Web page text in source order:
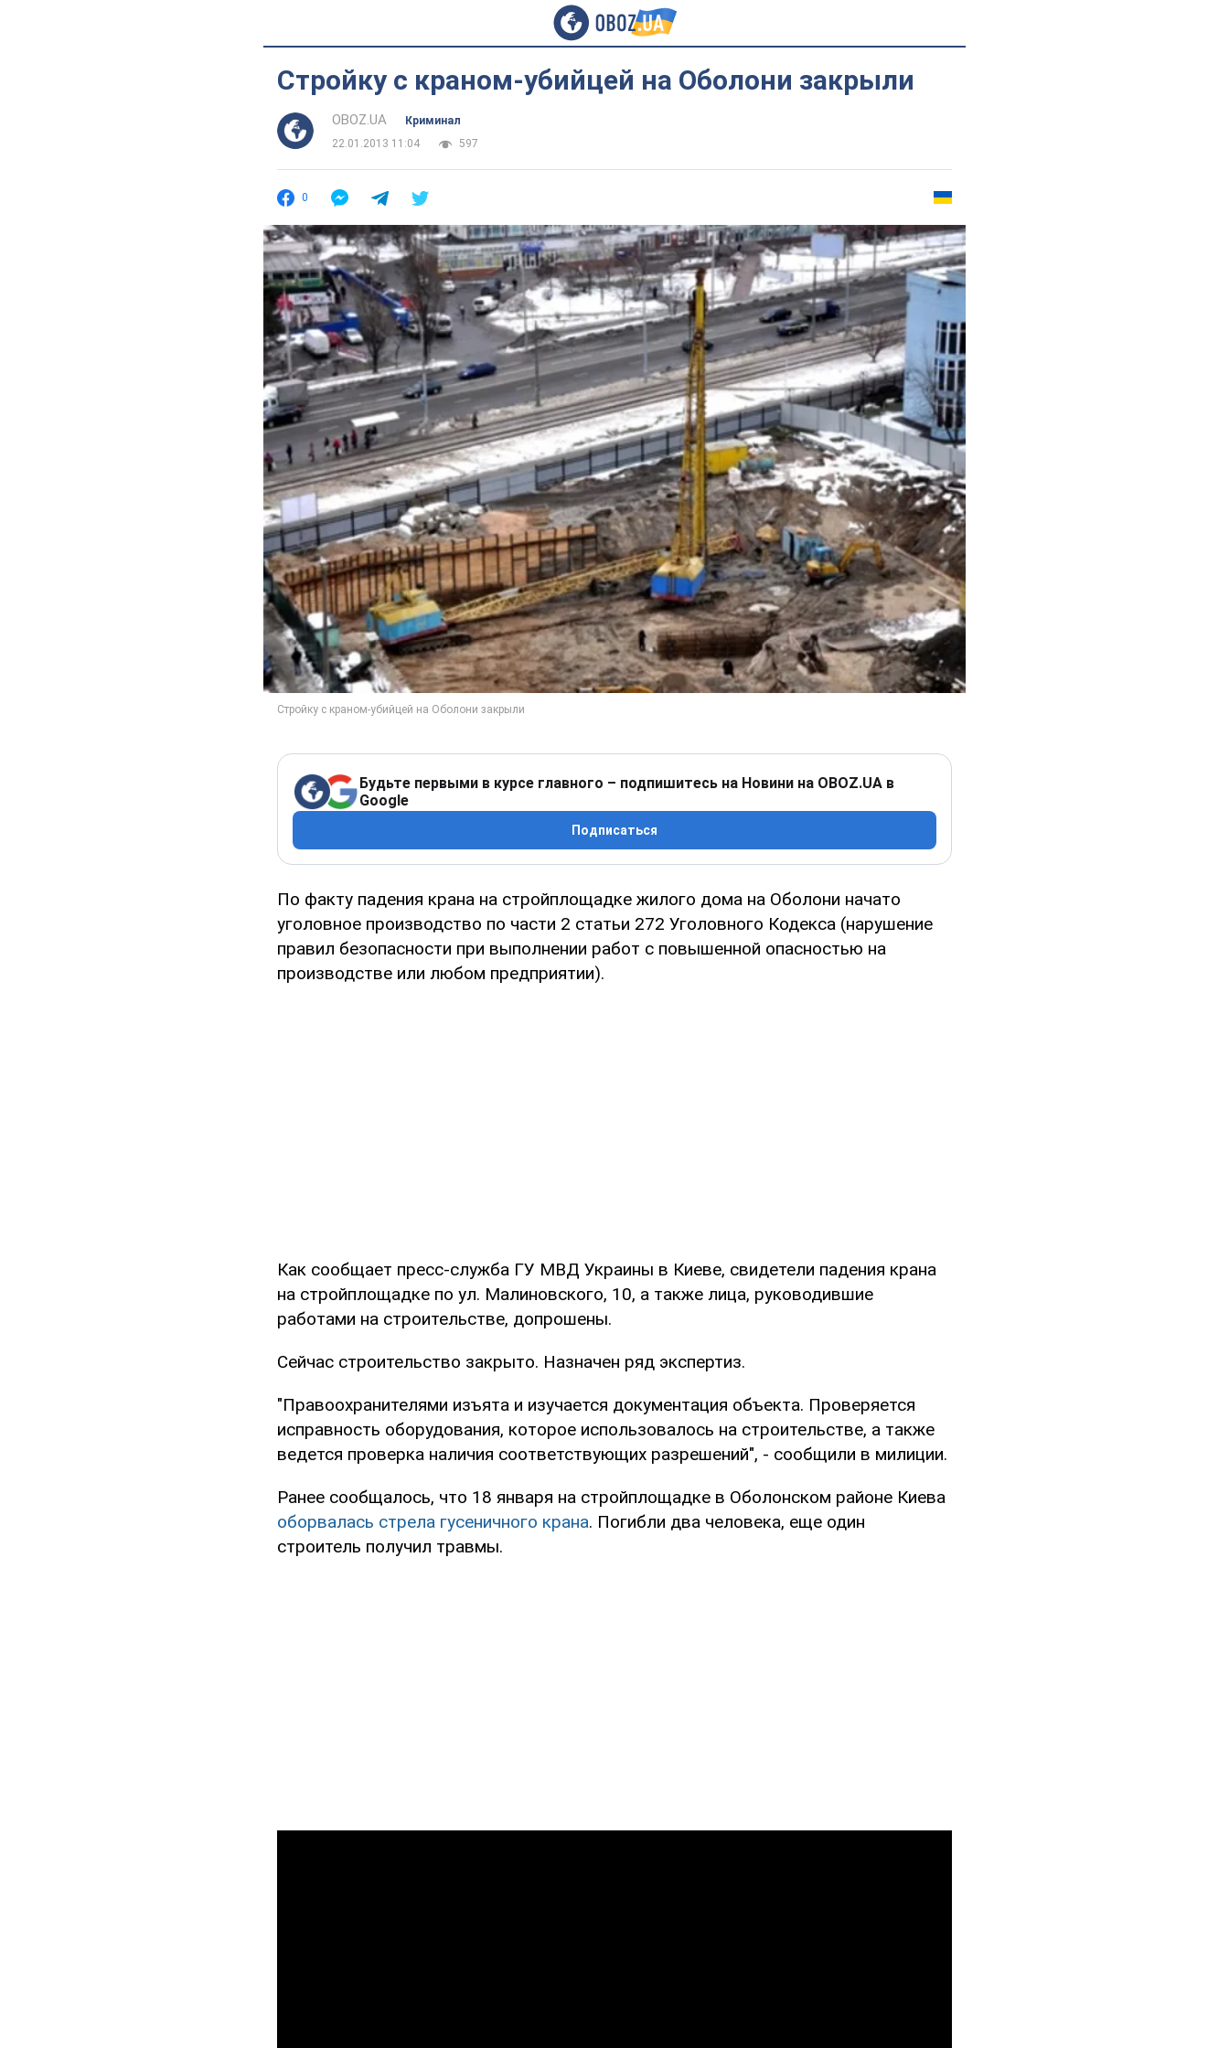
Стройку с краном-убийцей на Оболони закрыли
OBOZ.UA
Криминал
22.01.2013 11:04
597
0
Будьте первыми в курсе главного – подпишитесь на Новини на OBOZ.UA в
Google
Подписаться
По факту падения крана на стройплощадке жилого дома на Оболони начато
уголовное производство по части 2 статьи 272 Уголовного Кодекса (нарушение
правил безопасности при выполнении работ с повышенной опасностью на
производстве или любом предприятии).
Как сообщает пресс-служба ГУ МВД Украины в Киеве, свидетели падения крана
на стройплощадке по ул. Малиновского, 10, а также лица, руководившие
работами на строительстве, допрошены.
Сейчас строительство закрыто. Назначен ряд экспертиз.
"Правоохранителями изъята и изучается документация объекта. Проверяется
исправность оборудования, которое использовалось на строительстве, а также
ведется проверка наличия соответствующих разрешений", - сообщили в милиции.
Ранее сообщалось, что 18 января на стройплощадке в Оболонском районе Киева
оборвалась стрела гусеничного крана. Погибли два человека, еще один
строитель получил травмы.